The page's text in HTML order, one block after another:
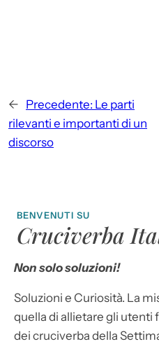
← Precedente: Le parti
rilevanti e importanti di un
discorso
BENVENUTI SU
Cruciverba
Non solo soluzioni!
Soluzioni e Curiosità. La
quella di allietare gli utenti
dei cruciverba della